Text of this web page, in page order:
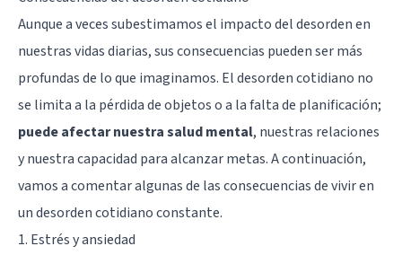
Aunque a veces subestimamos el impacto del desorden en
nuestras vidas diarias, sus consecuencias pueden ser más
profundas de lo que imaginamos. El desorden cotidiano no
se limita a la pérdida de objetos o a la falta de planificación;
puede afectar nuestrasalud mental, nuestras relaciones
y nuestra capacidad para alcanzar metas. A continuación,
vamos a comentar algunas de las consecuencias de vivir en
un desorden cotidiano constante.
1. Estrés y ansiedad